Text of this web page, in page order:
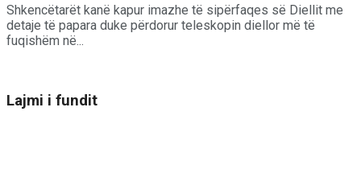
Shkencëtarët kanë kapur imazhe të sipërfaqes së Diellit me
detaje të papara duke përdorur teleskopin diellor më të
fuqishëm në...
Lajmi i fundit